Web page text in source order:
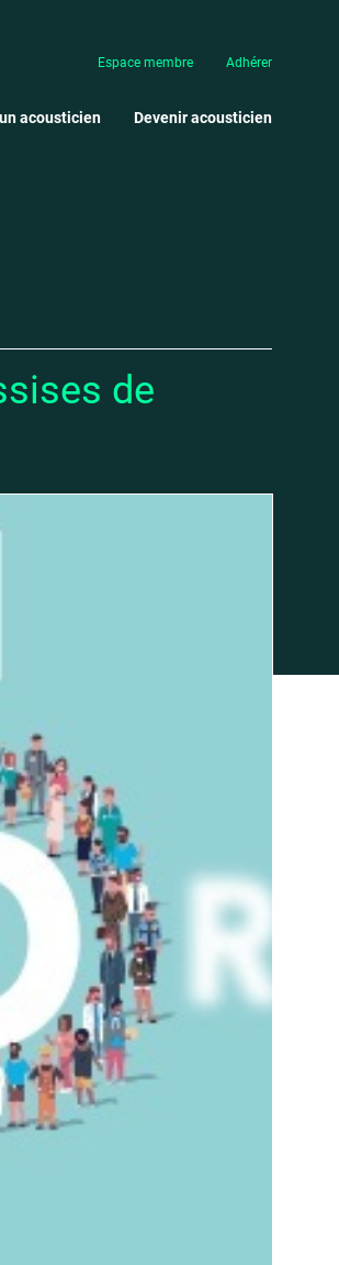
acousticien Devenir acousticien
Espace membre Adhérer
de